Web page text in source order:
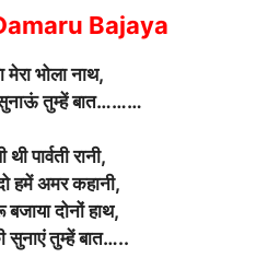
Bajaya
मेरा भोला नाथ,
तुम्हें बात………
पार्वती रानी,
हमें अमर कहानी,
दोनों हाथ,
तुम्हें बात…..